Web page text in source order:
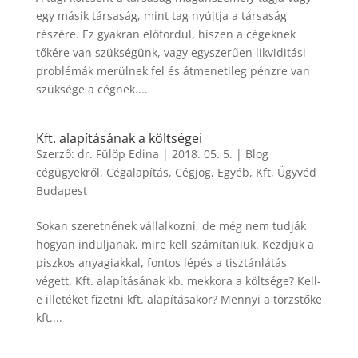
egy másik társaság, mint tag nyújtja a társaság
részére. Ez gyakran előfordul, hiszen a cégeknek
tőkére van szükségünk, vagy egyszerűen likviditási
problémák merülnek fel és átmenetileg pénzre van
szüksége a cégnek....
Kft. alapításának a költségei
Szerző: dr. Fülöp Edina | 2018. 05. 5. | Blog
cégügyekről, Cégalapítás, Cégjog, Egyéb, Kft, Ügyvéd
Budapest
Sokan szeretnének vállalkozni, de még nem tudják
hogyan induljanak, mire kell számítaniuk. Kezdjük a
piszkos anyagiakkal, fontos lépés a tisztánlátás
végett. Kft. alapításának kb. mekkora a költsége? Kell-
e illetéket fizetni kft. alapításakor? Mennyi a törzstőke
kft....